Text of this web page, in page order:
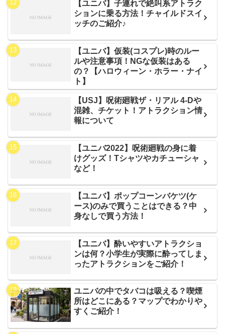
【ユニバ】子連れで絶叫系アトラク
ションに乗る方法！チャイルドスイ
ッチのご紹介♪
【ユニバ】仮装(コスプレ)時のルー
ルや注意事項！NGな仮装はある
の？【ハロウィーン・ホラー・ナイ
ト】
【USJ】呪術廻戦ザ・リアル 4-Dや
混雑、チケット！アトラクション情
報について
【ユニバ2022】呪術廻戦の身に着
けグッズ！Tシャツやカチューシャ
など！
【ユニバ】ポップコーンバケツ(ケ
ース)のみで買うことはできる？中
身なしで買う方法！
【ユニバ】酔いやすいアトラクショ
ンは何？小学生が実際に酔ってしま
ったアトラクションをご紹介！
ユニバの中でタバコは吸える？喫煙
所はどこにある？マップでわかりや
すくご紹介！